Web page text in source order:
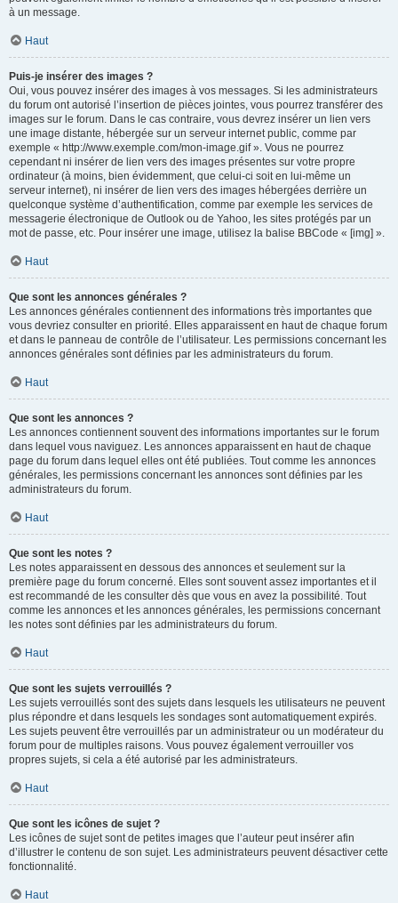
à un message.
Haut
Puis-je insérer des images ?
Oui, vous pouvez insérer des images à vos messages. Si les administrateurs
du forum ont autorisé l’insertion de pièces jointes, vous pourrez transférer des
images sur le forum. Dans le cas contraire, vous devrez insérer un lien vers
une image distante, hébergée sur un serveur internet public, comme par
exemple « http://www.exemple.com/mon-image.gif ». Vous ne pourrez
cependant ni insérer de lien vers des images présentes sur votre propre
ordinateur (à moins, bien évidemment, que celui-ci soit en lui-même un
serveur internet), ni insérer de lien vers des images hébergées derrière un
quelconque système d’authentification, comme par exemple les services de
messagerie électronique de Outlook ou de Yahoo, les sites protégés par un
mot de passe, etc. Pour insérer une image, utilisez la balise BBCode « [img] ».
Haut
Que sont les annonces générales ?
Les annonces générales contiennent des informations très importantes que
vous devriez consulter en priorité. Elles apparaissent en haut de chaque forum
et dans le panneau de contrôle de l’utilisateur. Les permissions concernant les
annonces générales sont définies par les administrateurs du forum.
Haut
Que sont les annonces ?
Les annonces contiennent souvent des informations importantes sur le forum
dans lequel vous naviguez. Les annonces apparaissent en haut de chaque
page du forum dans lequel elles ont été publiées. Tout comme les annonces
générales, les permissions concernant les annonces sont définies par les
administrateurs du forum.
Haut
Que sont les notes ?
Les notes apparaissent en dessous des annonces et seulement sur la
première page du forum concerné. Elles sont souvent assez importantes et il
est recommandé de les consulter dès que vous en avez la possibilité. Tout
comme les annonces et les annonces générales, les permissions concernant
les notes sont définies par les administrateurs du forum.
Haut
Que sont les sujets verrouillés ?
Les sujets verrouillés sont des sujets dans lesquels les utilisateurs ne peuvent
plus répondre et dans lesquels les sondages sont automatiquement expirés.
Les sujets peuvent être verrouillés par un administrateur ou un modérateur du
forum pour de multiples raisons. Vous pouvez également verrouiller vos
propres sujets, si cela a été autorisé par les administrateurs.
Haut
Que sont les icônes de sujet ?
Les icônes de sujet sont de petites images que l’auteur peut insérer afin
d’illustrer le contenu de son sujet. Les administrateurs peuvent désactiver cette
fonctionnalité.
Haut